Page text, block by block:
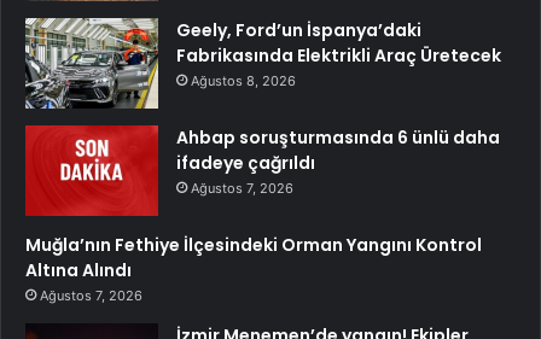
Geely, Ford’un İspanya’daki
Fabrikasında Elektrikli Araç Üretecek
Ağustos 8, 2026
Ahbap soruşturmasında 6 ünlü daha
ifadeye çağrıldı
Ağustos 7, 2026
Muğla’nın Fethiye İlçesindeki Orman Yangını Kontrol
Altına Alındı
Ağustos 7, 2026